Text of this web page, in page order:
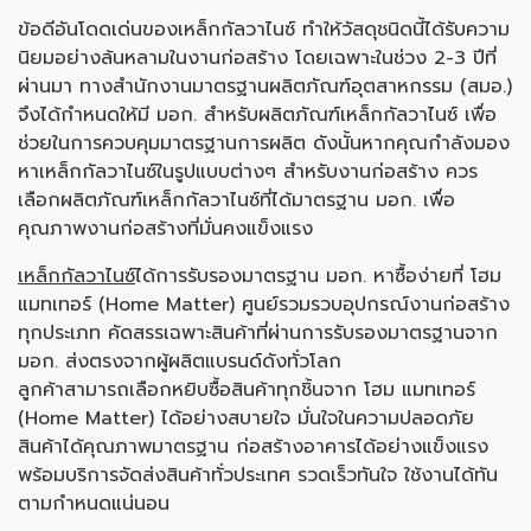
ข้อดีอันโดดเด่นของเหล็กกัลวาไนซ์ ทำให้วัสดุชนิดนี้ได้รับความ
นิยมอย่างล้นหลามในงานก่อสร้าง โดยเฉพาะในช่วง 2-3 ปีที่
ผ่านมา ทางสำนักงานมาตรฐานผลิตภัณฑ์อุตสาหกรรม (สมอ.)
จึงได้กำหนดให้มี มอก. สำหรับผลิตภัณฑ์เหล็กกัลวาไนซ์ เพื่อ
ช่วยในการควบคุมมาตรฐานการผลิต ดังนั้นหากคุณกำลังมอง
หาเหล็กกัลวาไนซ์ในรูปแบบต่างๆ สำหรับงานก่อสร้าง ควร
เลือกผลิตภัณฑ์เหล็กกัลวาไนซ์ที่ได้มาตรฐาน มอก. เพื่อ
คุณภาพงานก่อสร้างที่มั่นคงแข็งแรง
เหล็กกัลวาไนซ์ได้การรับรองมาตรฐาน มอก. หาซื้อง่ายที่ โฮม
แมทเทอร์ (Home Matter) ศูนย์รวมรวบอุปกรณ์งานก่อสร้าง
ทุกประเภท คัดสรรเฉพาะสินค้าที่ผ่านการรับรองมาตรฐานจาก
มอก. ส่งตรงจากผู้ผลิตแบรนด์ดังทั่วโลก
ลูกค้าสามารถเลือกหยิบซื้อสินค้าทุกชิ้นจาก โฮม แมทเทอร์
(Home Matter) ได้อย่างสบายใจ มั่นใจในความปลอดภัย
สินค้าได้คุณภาพมาตรฐาน ก่อสร้างอาคารได้อย่างแข็งแรง
พร้อมบริการจัดส่งสินค้าทั่วประเทศ รวดเร็วทันใจ ใช้งานได้ทัน
ตามกำหนดแน่นอน